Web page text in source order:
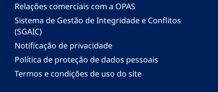
Relações comerciais com a OPAS
Sistema de Gestão de Integridade e Conflitos
(SGAIC)
Notificação de privacidade
Política de proteção de dados pessoais
Termos e condições de uso do site